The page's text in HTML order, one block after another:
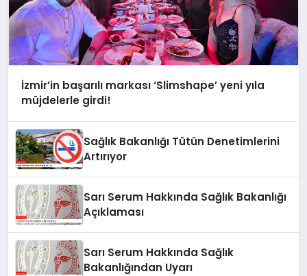
İzmir’in başarılı markası ‘Slimshape’ yeni yıla
müjdelerle girdi!
Sağlık Bakanlığı Tütün Denetimlerini
Artırıyor
Sarı Serum Hakkında Sağlık Bakanlığı
Açıklaması
Sarı Serum Hakkında Sağlık
Bakanlığından Uyarı